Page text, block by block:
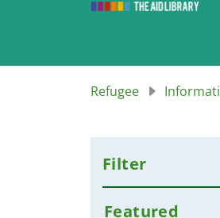
Refugee
Filter
Featured